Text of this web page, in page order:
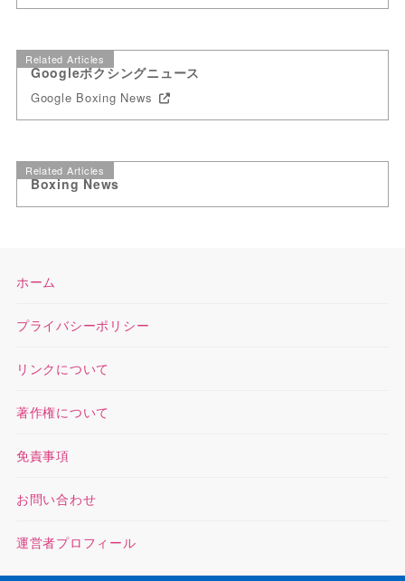
Related Articles
Googleボクシングニュース
Google Boxing News
Related Articles
Boxing News
ホーム
プライバシーポリシー
リンクについて
著作権について
免責事項
お問い合わせ
運営者プロフィール